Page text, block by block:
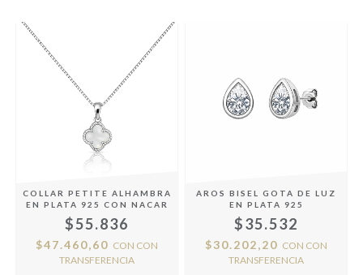
COLLAR PETITE ALHAMBRA
EN PLATA 925 CON NACAR
$55.836
$47.460,60 CON CON
TRANSFERENCIA
AROS BISEL GOTA DE LUZ
EN PLATA 925
$35.532
$30.202,20 CON CON
TRANSFERENCIA